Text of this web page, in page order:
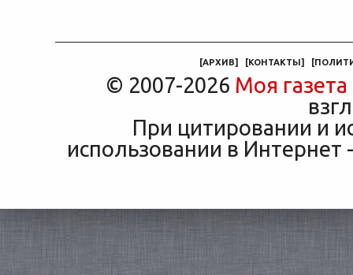
[АРХИВ] [КОНТАКТЫ] [
© 2007-2026 Моя газета
При цитировании и
использовании в Интернет